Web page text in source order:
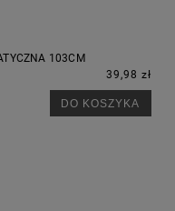
103CM
39,98 zł
DO KOSZYKA